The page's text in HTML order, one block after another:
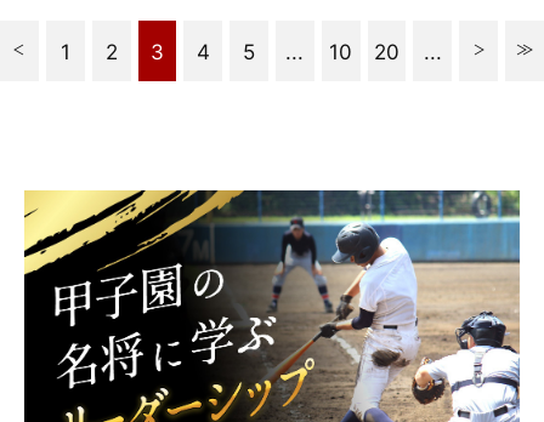
1 2 3 4 5 ... 10 20 ...